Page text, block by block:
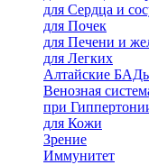
для Сердца и
для Почек
для Печени и
для Легких
Алтайские
Венозная
при
для Кожи
Зрение
Иммунитет